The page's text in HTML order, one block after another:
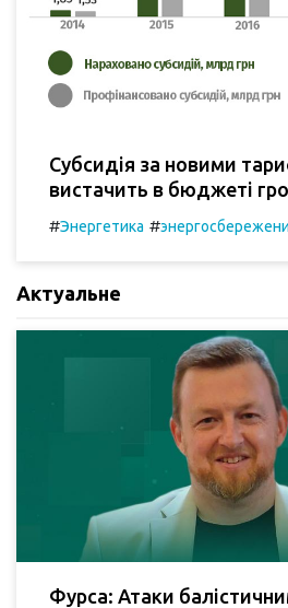
Субсидія за новими
вистачить в бюджеті
#Энергетика #
Актуальне
Фурса: Атаки